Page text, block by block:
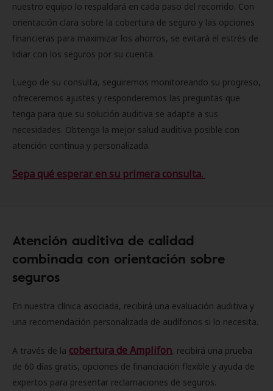
nuestro equipo lo respaldará en cada paso del recorrido. Con
orientación clara sobre la cobertura de seguro y las opciones
financieras para maximizar los ahorros, se evitará el estrés de
lidiar con los seguros por su cuenta.
Luego de su consulta, seguiremos monitoreando su progreso,
ofreceremos ajustes y responderemos las preguntas que
tenga para que su solución auditiva se adapte a sus
necesidades. Obtenga la mejor salud auditiva posible con
atención continua y personalizada.
Sepa qué esperar en su primera consulta.
Atención auditiva de calidad
combinada con orientación sobre
seguros
En nuestra clínica asociada, recibirá una evaluación auditiva y
una recomendación personalizada de audífonos si lo necesita.
A través de la cobertura de Amplifon, recibirá una prueba
de 60 días gratis, opciones de financiación flexible y ayuda de
expertos para presentar reclamaciones de seguros.